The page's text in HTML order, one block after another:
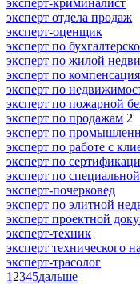
эксперт отдела продаж
эксперт-оценщик
эксперт по
эксперт по жилой
эксперт по
эксперт по
эксперт по пожарной
эксперт по продажам 2
эксперт по
эксперт по работе с
эксперт по
эксперт по
эксперт-почерковед
эксперт по элитной
эксперт проектной
эксперт-техник
эксперт технического
эксперт-трасолог
1 2345дальше